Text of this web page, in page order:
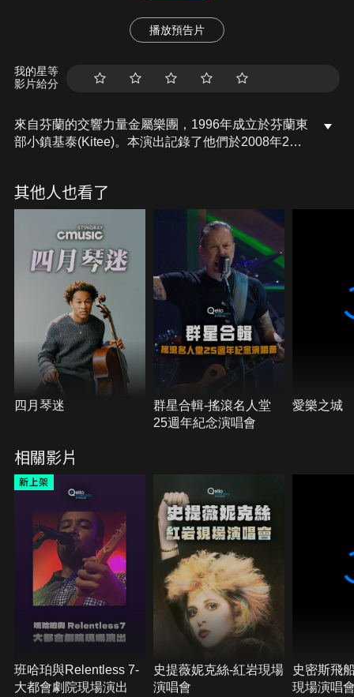
播放預告片
我的星等
影片給分
來自芬蘭的交響力量金屬樂團，1996年成立於芬蘭東
部小鎮基泰(Kitee)。本演出記錄了他們於2008年2月
其他人也看了
四月琴迷
群星合輯-搖滾名人堂
25週年紀念演唱會
愛樂之城
相關影片
班哈珀與Relentless 7-
大都會劇院現場演出
史提薇妮克絲-紅岩現場
演唱會
史密斯飛
現場演唱